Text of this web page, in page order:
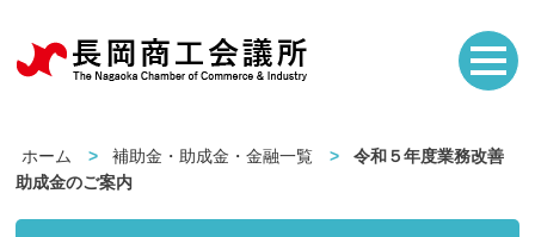
ホーム 補助金・助成金・金融一覧
令和５年度業務改善
助成金のご案内